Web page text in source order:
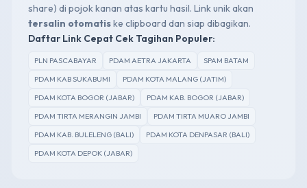
share) di pojok kanan atas kartu hasil. Link unik akan
tersalin otomatiske clipboard dan siap dibagikan.
Daftar Link Cepat Cek Tagihan Populer:
PLN PASCABAYAR PDAM AETRA JAKARTA
SPAM BATAM
PDAM KAB SUKABUMI
PDAM KOTA MALANG (JATIM)
PDAM KOTA BOGOR (JABAR)
PDAM KAB. BOGOR (JABAR)
PDAM TIRTA MERANGIN JAMBI
PDAM TIRTA MUARO JAMBI
PDAM KAB. BULELENG (BALI)
PDAM KOTA DENPASAR (BALI)
PDAM KOTA DEPOK (JABAR)